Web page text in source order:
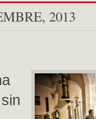
2013